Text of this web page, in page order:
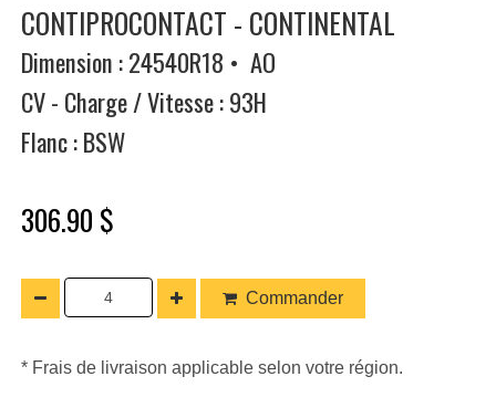
CONTIPROCONTACT - CONTINENTAL
Dimension : 24540R18 • AO
CV - Charge / Vitesse : 93H
Flanc : BSW
306.90 $
Commander
* Frais de livraison applicable selon votre région.